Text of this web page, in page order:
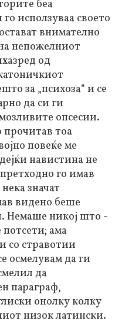
беа
исползуваа своето
внимателно
непожелниот
од
за „психоза“ и се
да си ги
опсесии.
прочитав тоа
повеќе ме
навистина не
го имав
значат
видено беше
Немаше никој што -
ама
со стравотии
осмелувам да ги
да
параграф,
онолку колку
низок латински.